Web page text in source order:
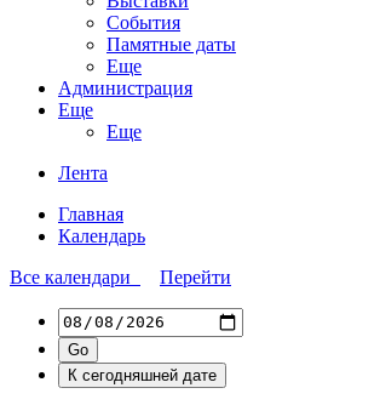
События
Памятные даты
Еще
Администрация
Еще
Еще
Лента
Главная
Календарь
Все календари
Перейти